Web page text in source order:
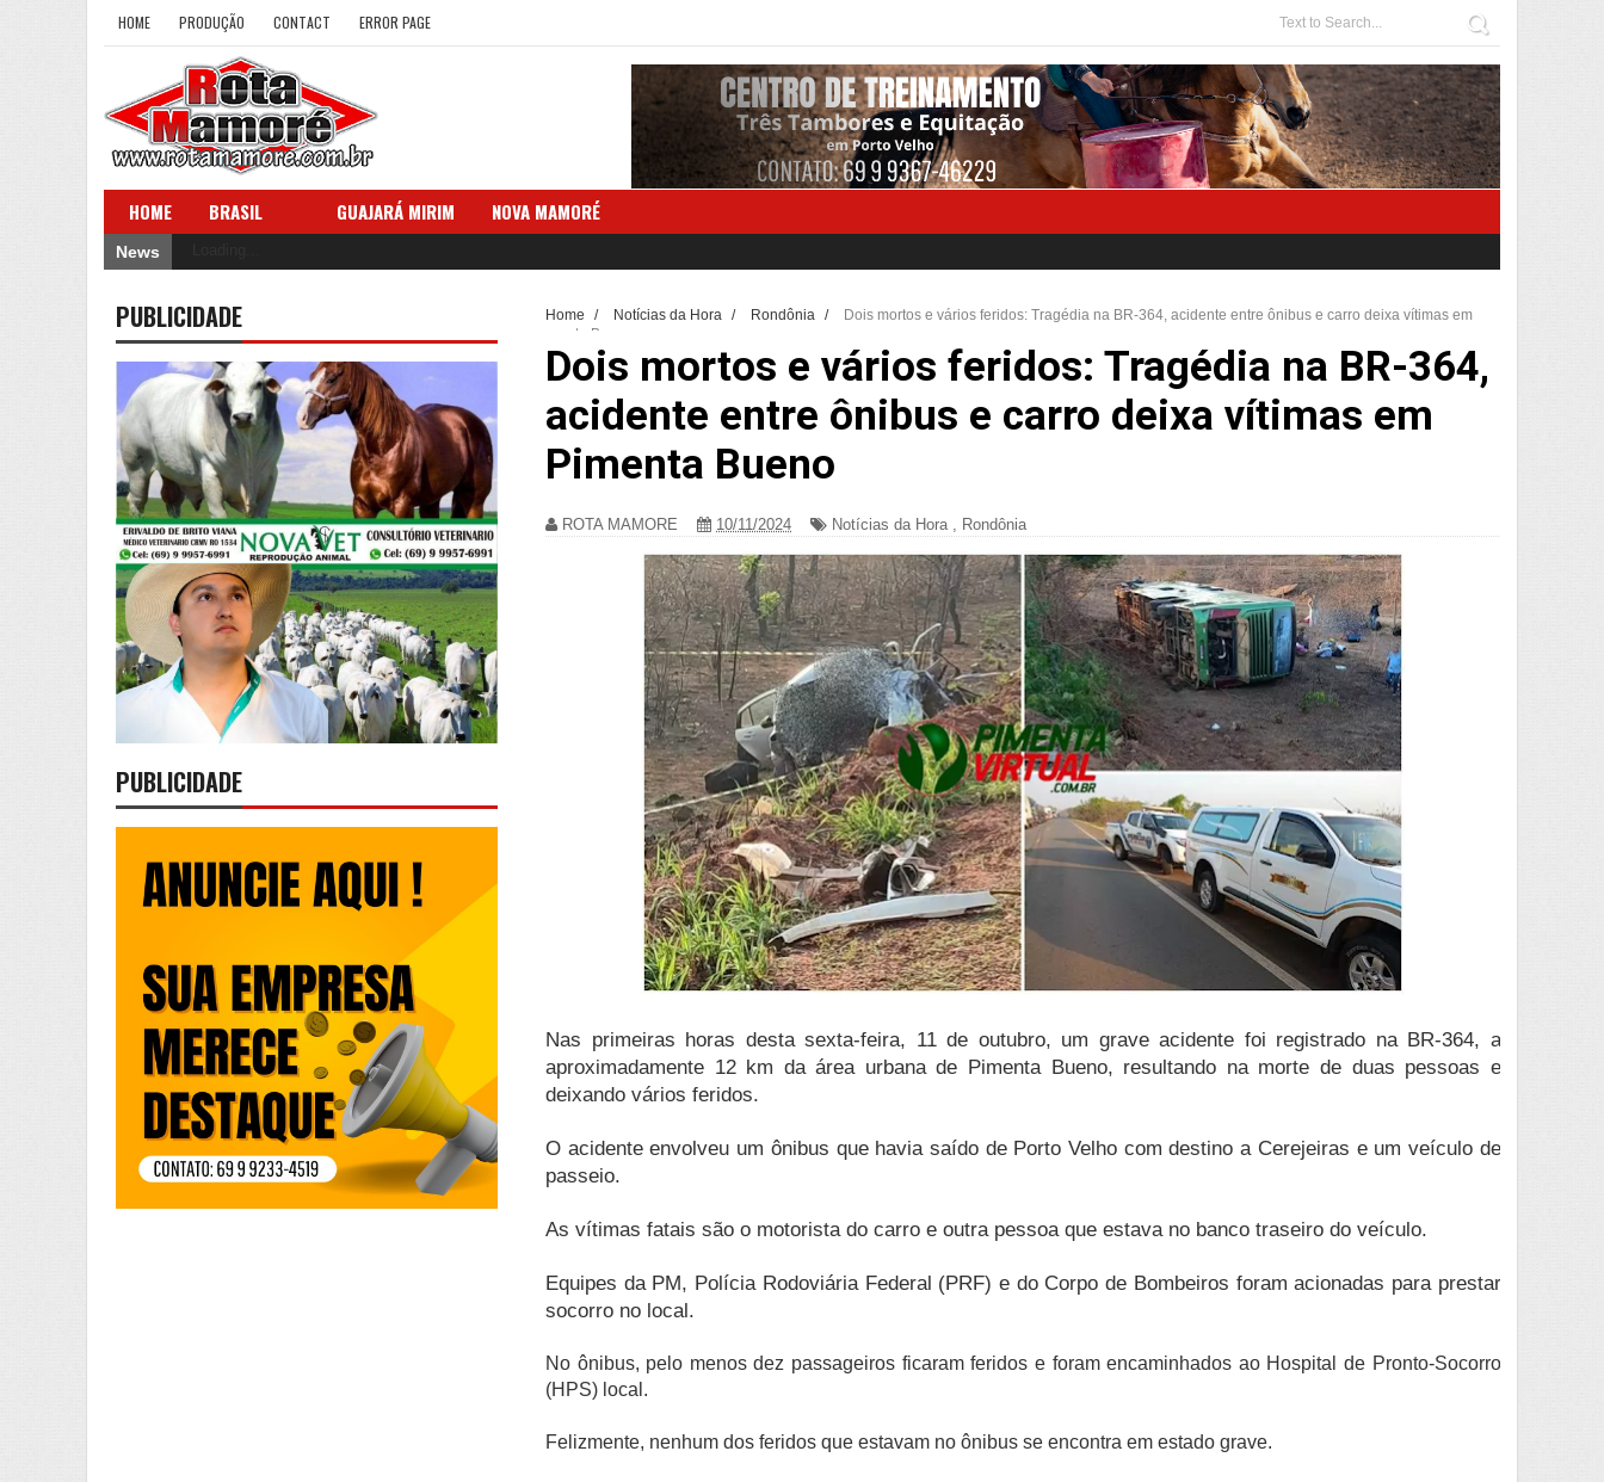
HOME PRODUÇÃO CONTACT ERROR PAGE
HOME BRASIL GUAJARÁ MIRIM NOVA MAMORÉ
News
Home / Notícias da Hora / Rondônia /
Dois mortos e vários feridos: Tragédia na BR-364, acidente entre ônibus e carro deixa vítimas em
Pimenta Bueno
Dois mortos e vários feridos: Tragédia na BR-364,
acidente entre ônibus e carro deixa vítimas em
Pimenta Bueno
ROTA MAMORE 10/11/2024 Notícias da Hora, Rondônia
Nas primeiras horas desta sexta-feira, 11 de outubro, um grave acidente foi registrado na BR-364, a
aproximadamente 12 km da área urbana de Pimenta Bueno, resultando na morte de duas pessoas e
deixando vários feridos.
O acidente envolveu um ônibus que havia saído de Porto Velho com destino a Cerejeiras e um veículo de
passeio.
As vítimas fatais são o motorista do carro e outra pessoa que estava no banco traseiro do veículo.
Equipes da PM, Polícia Rodoviária Federal (PRF) e do Corpo de Bombeiros foram acionadas para prestar
socorro no local.
No ônibus, pelo menos dez passageiros ficaram feridos e foram encaminhados ao Hospital de Pronto-Socorro
(HPS) local.
Felizmente, nenhum dos feridos que estavam no ônibus se encontra em estado grave.
PUBLICIDADE
PUBLICIDADE